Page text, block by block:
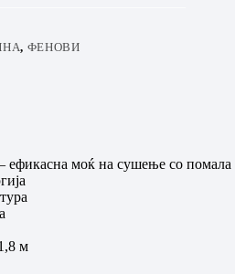
, ФЕНОВИ
ефикасна моќ на сушење со помала
м